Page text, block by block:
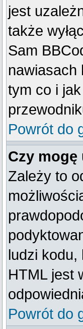
jest
także
Sam
nawiasach
tym co i
Powrót do
Czy mogę
Zależy to
ludzi kodu,
HTML jest
Powrót do